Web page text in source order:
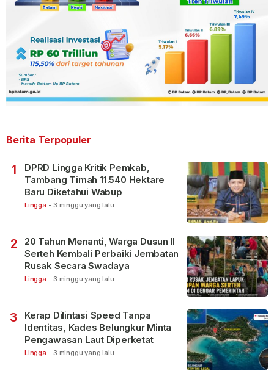
Berita Terpopuler
1
DPRD Lingga Kritik Pemkab,
Tambang Timah 11.540 Hektare
Baru Diketahui Wabup
Lingga - 3 minggu yang lalu
2
20 Tahun Menanti, Warga Dusun II
Serteh Kembali Perbaiki Jembatan
Rusak Secara Swadaya
Lingga - 3 minggu yang lalu
3
Kerap Dilintasi Speed Tanpa
Identitas, Kades Belungkur Minta
Pengawasan Laut Diperketat
Lingga - 3 minggu yang lalu